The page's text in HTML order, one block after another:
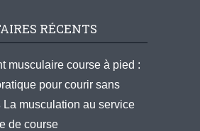
RÉCENTS
musculaire course à pied :
pour courir sans
La musculation au service
de course